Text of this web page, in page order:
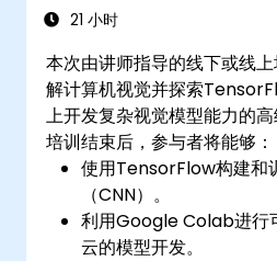
21 小时
本次由讲师指导的线下或线
解计算机视觉并探索
上开发复杂视觉模型能力的高
培训结束后，参与者将能够：
使用TensorFlow构建和
（CNN）。
利用Google Colab进行
云的模型开发。